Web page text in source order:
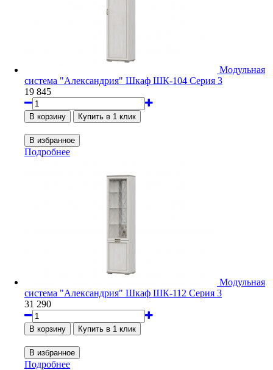
Модульная
система "Александрия" Шкаф ШК-104 Серия 3
19 845
Подробнее
Модульная
система "Александрия" Шкаф ШК-112 Серия 3
31 290
Подробнее